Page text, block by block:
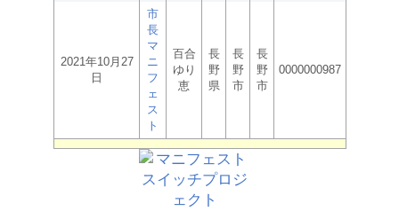
2021年10月27
日
市
長
マ
ニ
フ
ェ
ス
ト
百合
ゆり
恵
長
野
県
長
野
市
長
野
市
0000000987